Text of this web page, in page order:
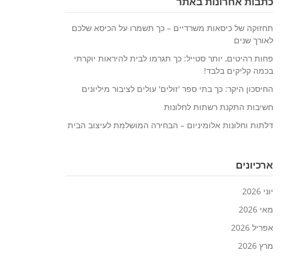
תחזוקה של כיסאות משרדיים – כך תשמרו על הכיסא שלכם
לאורך שנים
פחות רהיטים, יותר סטייל: כך תגרמו לבית להיראות יוקרתי
בכמה קליקים בלבד!
החיסכון היקר: כך בתי ספר 'זולים' עולים לציבור מיליונים
חשיבות התקנת רשתות לחלונות
דלתות וחלונות אלומיניום – הבחירה המושלמת לעיצוב הבית
ארכיונים
יוני 2026
מאי 2026
אפריל 2026
מרץ 2026